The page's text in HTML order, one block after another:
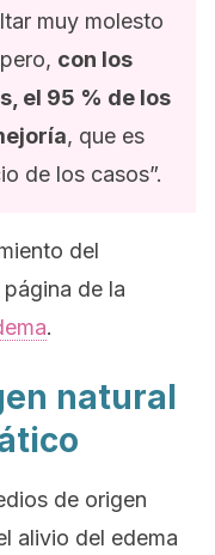
muy molesto
con los
el 95 % de los
, que es
de los casos”.
del
de la
.
natural
de origen
alivio del edema